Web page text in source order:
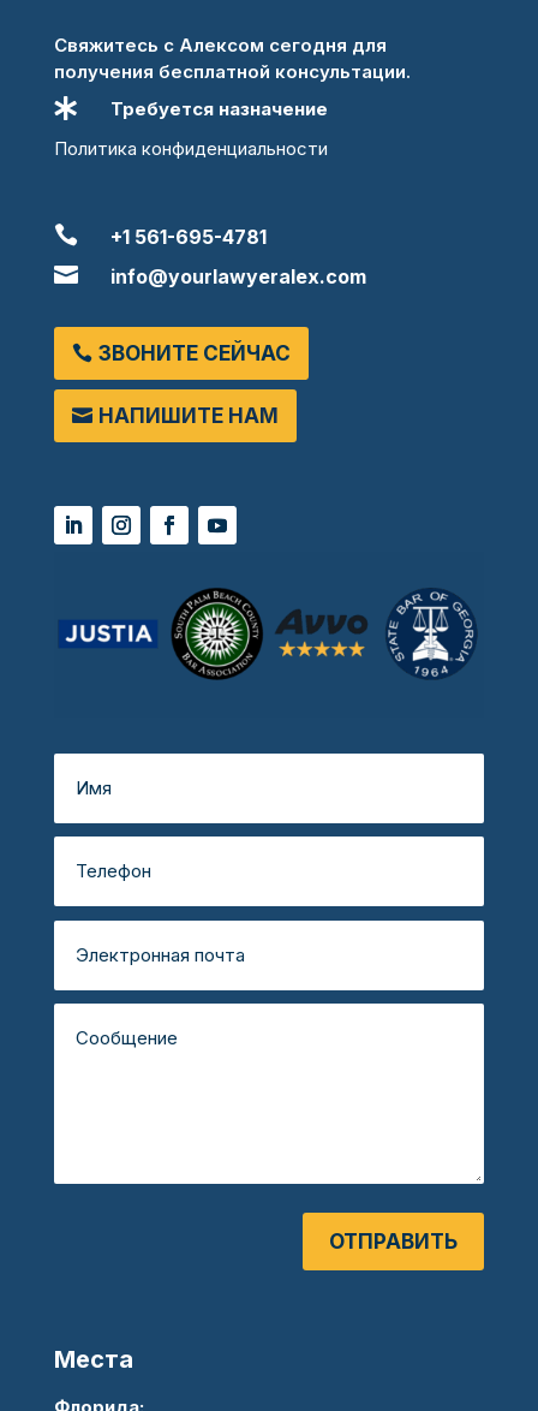
Свяжитесь с Алексом сегодня для
получения бесплатной консультации.

Требуется назначение
Политика конфиденциальности

+1 561-695-4781

info@yourlawyeralex.com
ЗВОНИТЕ СЕЙЧАС
НАПИШИТЕ НАМ
ОТПРАВИТЬ
Места